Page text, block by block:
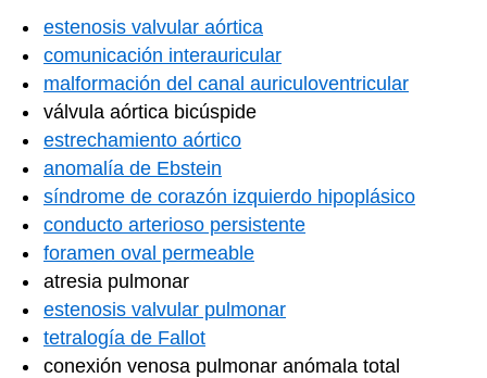
estenosis valvular aórtica
comunicación interauricular
malformación del canal auriculoventricular
válvula aórtica bicúspide
estrechamiento aórtico
anomalía de Ebstein
síndrome de corazón izquierdo hipoplásico
conducto arterioso persistente
foramen oval permeable
atresia pulmonar
estenosis valvular pulmonar
tetralogía de Fallot
conexión venosa pulmonar anómala total